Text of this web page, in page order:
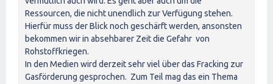
Ressourcen, die nicht unendlich zur Verfügung stehen.
Hierfür muss der Blick noch geschärft werden, ansonsten
bekommen wir in absehbarer Zeit die Gefahr von
Rohstoffkriegen.
In den Medien wird derzeit sehr viel über das Fracking zur
Gasförderung gesprochen. Zum Teil mag das ein Thema